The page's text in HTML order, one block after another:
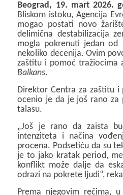
Beograd, 19. mart 2026.
Bliskom istoku, Agencija
mogao postati novo
delimična destabilizacija
mogla pokrenuti jedan od
nekoliko decenija. Ovim
zaštitu i pomoć tražiocima
Balkans.
Direktor Centra za zaštitu
ocenio je da je još rano za
talasu.
„Još je rano da zaista
intenziteta i načina
procena. Podsetiću da su
je to jako kratak period,
konflikt može dalje da
odrazi na pokrete ljudi“,
Prema njegovim rečima,